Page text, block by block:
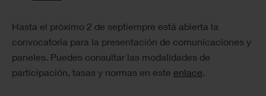
Hasta el próximo 2 de septiempre está abierta la
convocatoria para la presentación de comunicaciones y
paneles. Puedes consultar las modalidades de
participación, tasas y normas en este enlace.